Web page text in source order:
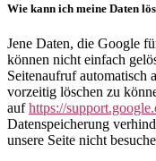
Wie kann ich meine Daten
Jene Daten, die Google
können nicht einfach
Seitenaufruf automatisch
vorzeitig löschen zu
aufhttps://
Datenspeicherung
unsere Seite nicht